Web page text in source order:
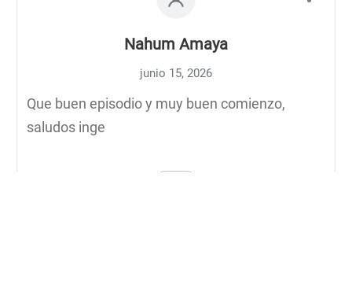
Nahum Amaya
junio 15, 2026
Que buen episodio y muy buen comienzo,
saludos inge